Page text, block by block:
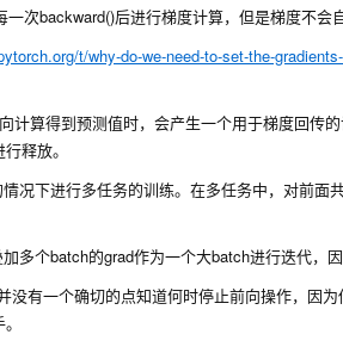
一次backward()后进行梯度计算，但是梯度不会
t/why-do-we-need-to-set-the-
计算得到预测值时，会产生一个用于梯度回传
释放。
况下进行多任务的训练。在多任务中，对前面
多个batch的grad作为一个大batch进行迭代，
没有一个确切的点知道何时停止前向操作，因